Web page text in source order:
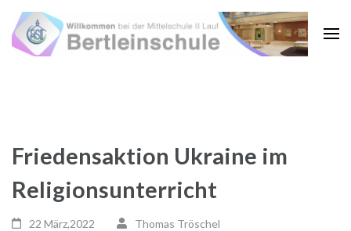
Zum
Inhalt
springen
Friedensaktion Ukraine im
Religionsunterricht
22 März,2022 Thomas Tröschel